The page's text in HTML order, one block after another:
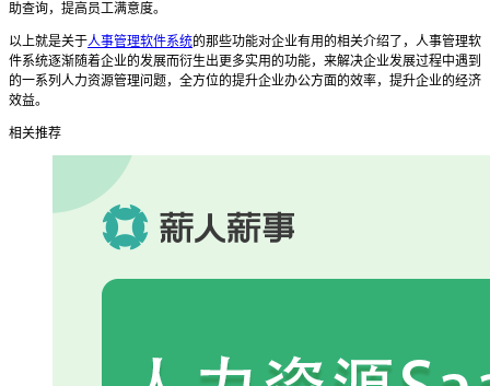
助查询，提高员工满意度。
以上就是关于人事管理软件系统的那些功能对企业有用的相关介绍了， 人事管理软
件系统逐渐随着企业的发展而衍生出更多实用的功能，来解决企业发展过程中遇到
的一系列人力资源管理问题， 全方位的提升企业办公方面的效率， 提升企业的经济
效益。
相关推荐